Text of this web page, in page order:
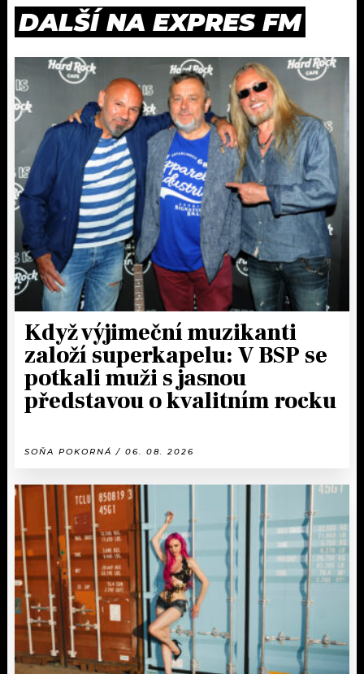
DALŠÍ NA EXPRES FM
Když výjimeční muzikanti
založí superkapelu: V BSP se
potkali muži s jasnou
představou o kvalitním rocku
SOŇA POKORNÁ / 06. 08. 2026